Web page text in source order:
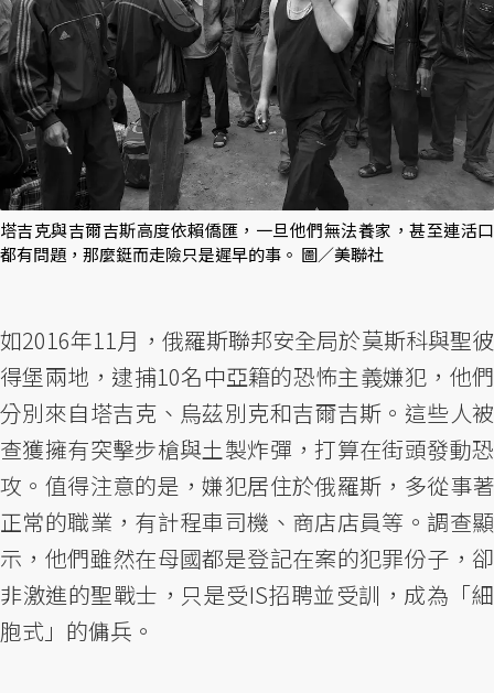
塔吉克與吉爾吉斯高度依賴僑匯，一旦他們無法養家，甚至連活口
都有問題，那麼鋌而走險只是遲早的事。 圖／美聯社
如2016年11月，俄羅斯聯邦安全局於莫斯科與聖彼
得堡兩地，逮捕10名中亞籍的恐怖主義嫌犯，他們
分別來自塔吉克、烏茲別克和吉爾吉斯。這些人被
查獲擁有突擊步槍與土製炸彈，打算在街頭發動恐
攻。值得注意的是，嫌犯居住於俄羅斯，多從事著
正常的職業，有計程車司機、商店店員等。調查顯
示，他們雖然在母國都是登記在案的犯罪份子，卻
非激進的聖戰士，只是受IS招聘並受訓，成為「細
胞式」的傭兵。